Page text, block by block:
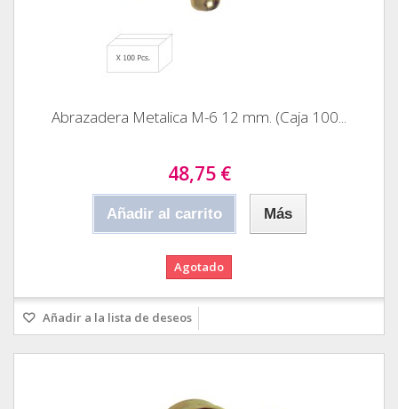
Abrazadera Metalica M-6 12 mm. (Caja 100...
48,75 €
Añadir al carrito Más
Agotado
Añadir a la lista de deseos